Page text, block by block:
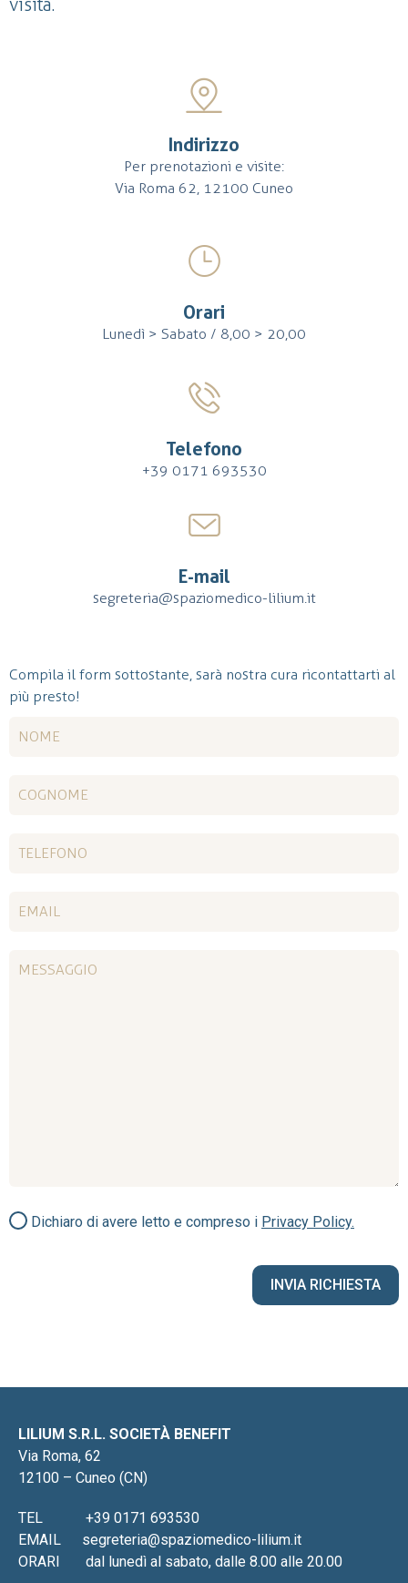
Indirizzo
Per prenotazioni e visite:
Via Roma 62, 12100 Cuneo
Orari
Lunedì > Sabato / 8,00 > 20,00
Telefono
+39 0171 693530
E-mail
segreteria@spaziomedico-lilium.it
Compila il form sottostante, sarà nostra cura ricontattarti al
più presto!
Dichiaro di avere letto e compreso i Privacy Policy.
LILIUM S.R.L. SOCIETÀ BENEFIT
Via Roma, 62
12100 – Cuneo (CN)
TEL
+39 0171 693530
EMAIL
segreteria@spaziomedico-lilium.it
ORARI
dal lunedì al sabato, dalle 8.00 alle 20.00